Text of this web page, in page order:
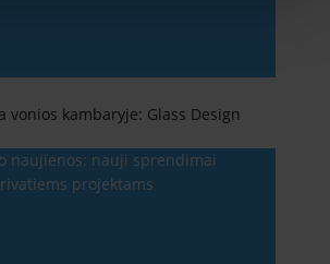
vonios kambaryje: Glass Design